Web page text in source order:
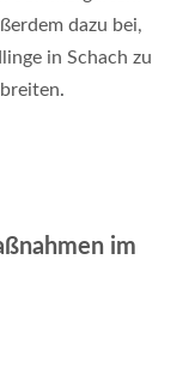
dazu bei,
in Schach zu
.
im